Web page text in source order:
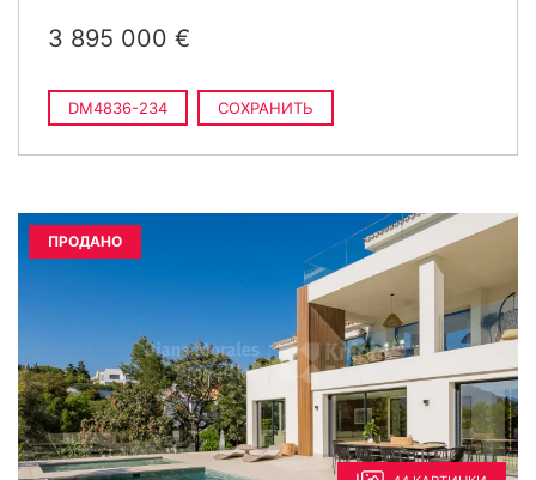
3 895 000 €
DM4836-234 СОХРАНИТЬ
ПРОДАНО